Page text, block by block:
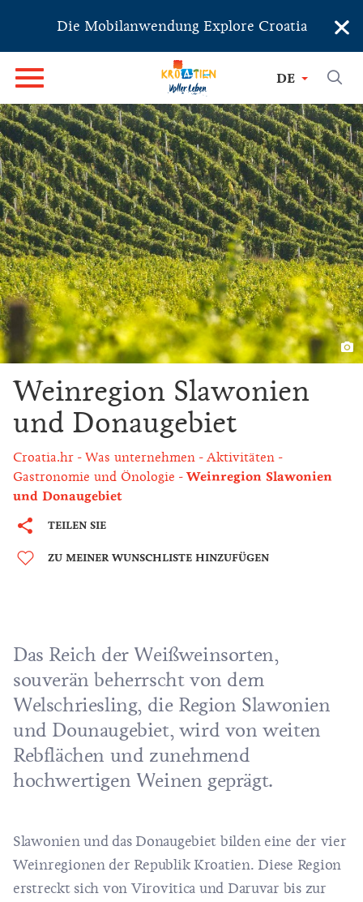
Die Mobilanwendung Explore Croatia ×
DE
Weinregion Slawonien
und Donaugebiet
Croatia.hr Was unternehmen
Aktivitäten
Gastronomie und Önologie
Weinregion Slawonien
und Donaugebiet
TEILEN SIE
ZU MEINER WUNSCHLISTE HINZUFÜGEN
Das Reich der Weißweinsorten,
souverän beherrscht von dem
Welschriesling, die Region Slawonien
und Dounaugebiet, wird von weiten
Rebflächen und zunehmend
hochwertigen Weinen geprägt.
Slawonien und das Donaugebiet bilden eine der vier
Weinregionen der Republik Kroatien. Diese Region
erstreckt sich von Virovitica und Daruvar bis zur